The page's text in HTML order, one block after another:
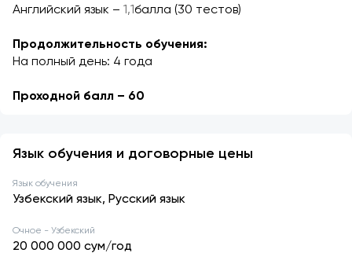
Английский язык – 1,1балла (30 тестов)
Продолжительность обучения:
На полный день: 4 года
Проходной балл – 60
Язык обучения и договорные цены
Язык обучения
Узбекский язык, Русский язык
Очное - Узбекский
20 000 000 сум/год